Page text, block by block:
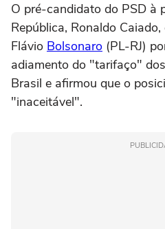
O pré-candidato do PSD à
República, Ronaldo
Flávio Bolsonaro (PL-RJ)
adiamento do "tarifaço"
Brasil e afirmou que o
"inaceitável".